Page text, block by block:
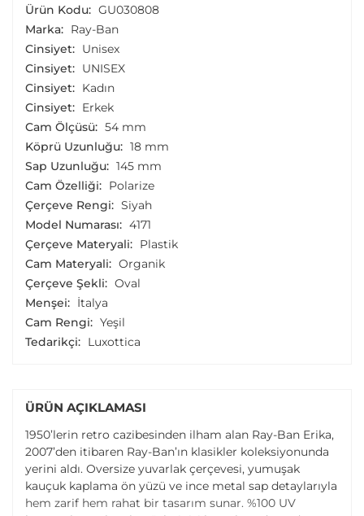
ÜRÜN AÇIKLAMASI
1950’lerin retro cazibesinden ilham alan Ray-Ban Erika,
2007’den itibaren Ray-Ban’ın klasikler koleksiyonunda
yerini aldı. Oversize yuvarlak çerçevesi, yumuşak
kauçuk kaplama ön yüzü ve ince metal sap detaylarıyla
hem zarif hem rahat bir tasarım sunar. %100 UV
Ürün Kodu: GU030808
Marka: Ray-Ban
Cinsiyet: Unisex
Cinsiyet: UNISEX
Cinsiyet: Kadın
Cinsiyet: Erkek
Cam Ölçüsü: 54 mm
Köprü Uzunluğu: 18 mm
Sap Uzunluğu: 145 mm
Cam Özelliği: Polarize
Çerçeve Rengi: Siyah
Model Numarası: 4171
Çerçeve Materyali: Plastik
Cam Materyali: Organik
Çerçeve Şekli: Oval
Menşei: İtalya
Cam Rengi: Yeşil
Tedarikçi: Luxottica